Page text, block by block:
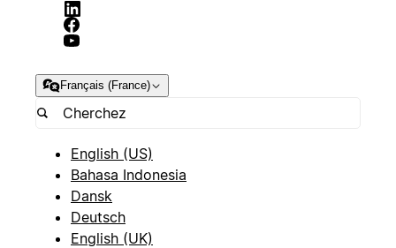
Français (France)
English (US)
Bahasa Indonesia
Dansk
Deutsch
English (UK)